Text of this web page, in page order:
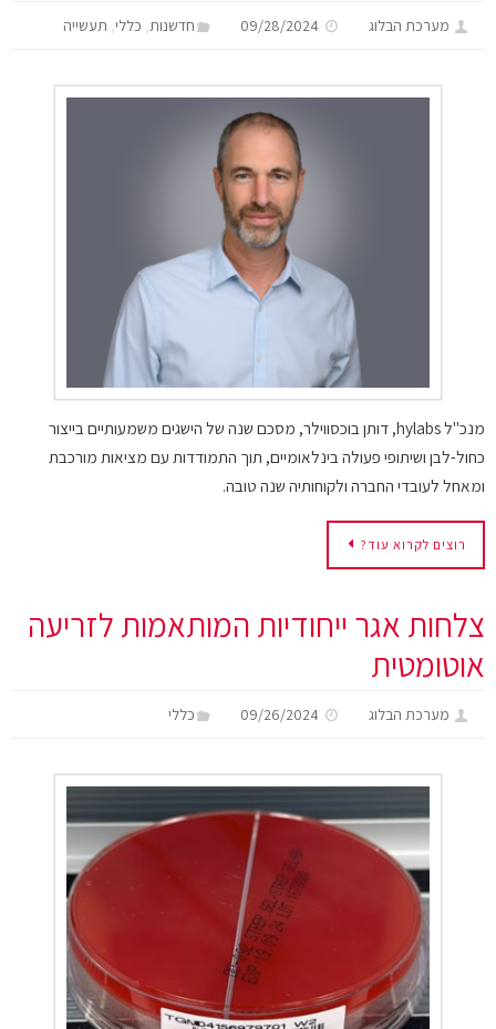
מערכת הבלוג 09/28/2024 חדשנות, כללי, תעשייה
מנכ"ל hylabs, דותן בוכסווילר, מסכם שנה של הישגים משמעותיים בייצור
כחול-לבן ושיתופי פעולה בינלאומיים, תוך התמודדות עם מציאות מורכבת
ומאחל לעובדי החברה ולקוחותיה שנה טובה.
רוצים לקרוא עוד?
צלחות אגר ייחודיות המותאמות לזריעה
אוטומטית
מערכת הבלוג 09/26/2024 כללי